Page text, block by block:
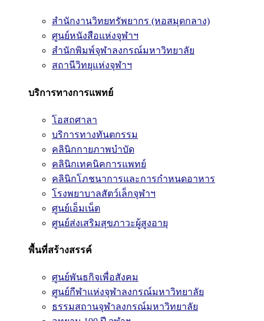
สำนักงานวิทยทรัพยากร (หอสมุดกลาง)
ศูนย์หนังสือแห่งจุฬาฯ
สำนักพิมพ์จุฬาลงกรณ์มหาวิทยาลัย
สถานีวิทยุแห่งจุฬาฯ
บริการทางการแพทย์
โอสถศาลา
บริการทางทันตกรรม
คลินิกกายภาพบำบัด
คลินิกเทคนิคการแพทย์
คลินิกโภชนาการและการกำหนดอาหาร
โรงพยาบาลสัตว์เล็กจุฬาฯ
ศูนย์เอ็มเน็ต
ศูนย์ส่งเสริมสุขภาวะผู้สูงอายุ
พื้นที่สร้างสรรค์
ศูนย์พันธกิจเพื่อสังคม
ศูนย์กีฬาแห่งจุฬาลงกรณ์มหาวิทยาลัย
ธรรมสถานจุฬาลงกรณ์มหาวิทยาลัย